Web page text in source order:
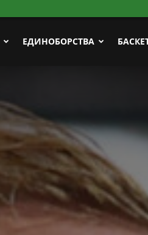
ЕДИНОБОРСТВА